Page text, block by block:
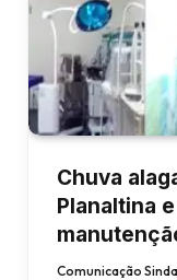
Chuva
Planaltina
Comunicação